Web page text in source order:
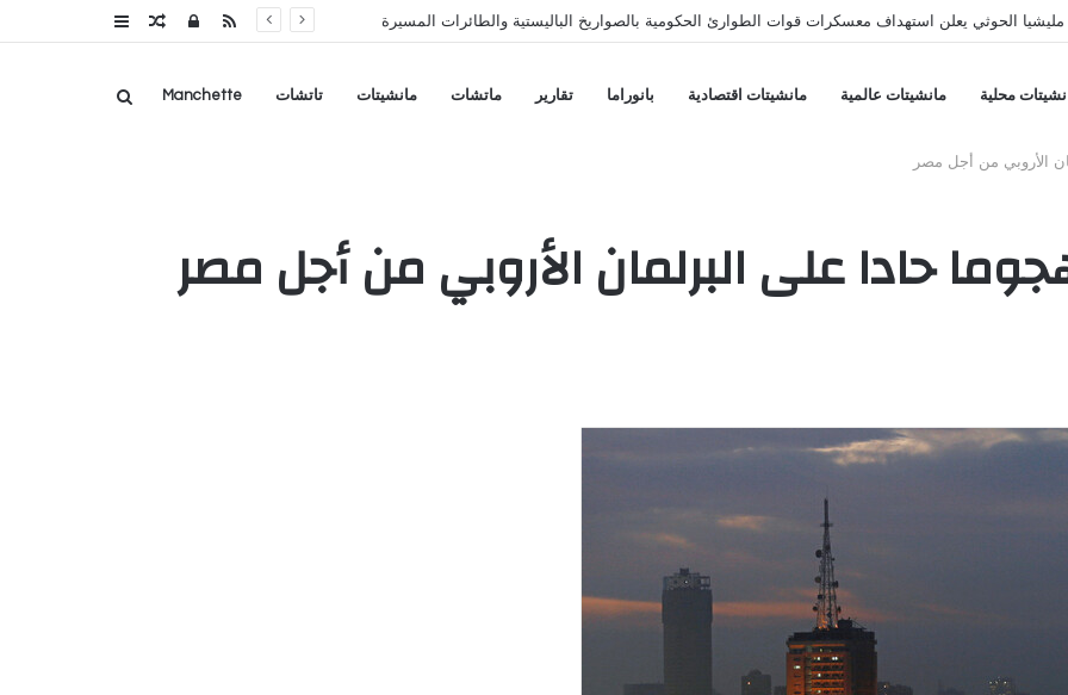
الحوثي يعلن استهداف معسكرات قوات الطوارئ الحكومية بالصواريخ الباليستية والطائرات المسيرة عمودمقالتسجيلRSS
محلية مانشيتات عالمية مانشيتات اقتصادية بانوراما تقارير ماتشات مانشيتات تاتشات Manchette بحث
الأروبي من أجل مصر
حادا على البرلمان الأروبي من أجل مصر